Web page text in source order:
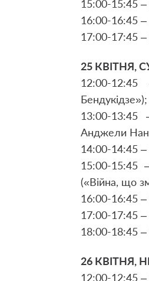
15:00-15:45 –
16:00-16:45 –
17:00-17:45 –
25 КВІТНЯ,
12:00-
Бендукідзе»);
13:00-13:45
Анджели
14:00-14:45 –
15:00-15:45
(«Війна, що
16:00-16:45 –
17:00-17:45
18:00-18:45
26 КВІТНЯ,
12:00-12:45 –